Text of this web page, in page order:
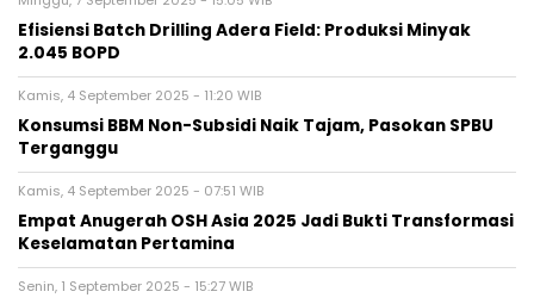
Efisiensi Batch Drilling Adera Field: Produksi Minyak
2.045 BOPD
Kamis, 4 September 2025 - 11:20 WIB
Konsumsi BBM Non-Subsidi Naik Tajam, Pasokan SPBU
Terganggu
Kamis, 4 September 2025 - 07:51 WIB
Empat Anugerah OSH Asia 2025 Jadi Bukti Transformasi
Keselamatan Pertamina
Senin, 1 September 2025 - 15:27 WIB